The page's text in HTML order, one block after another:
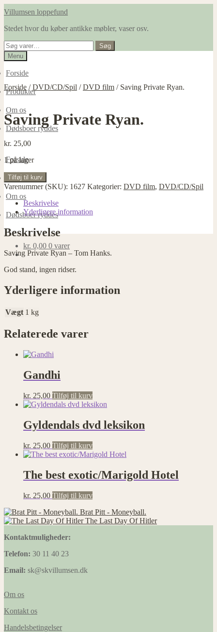
Spring
navigation
Spring
indhold
Villumsen loppefund
Stedet hvor du køber antikke møbler, vaser osv.
Søg
efter:
Søg
Menu
Forside
Produkter
Om os
Dødsboer ryddes
Forside
Produkter
Om os
Dødsboer ryddes
kr. 0,00 0 varer
Forside /DVD/CD/Spil /DVD film / Saving Private Ryan.
Saving Private Ryan.
kr. 25,00
1 på lager
Saving
Private
Ryan.
antal
Tilføj til kurv
Varenummer (SKU): 1627 Kategorier: DVD film, DVD/CD/Spil
Beskrivelse
Yderligere information
Beskrivelse
Saving Private Ryan – Tom Hanks.
God stand, ingen ridser.
Yderligere information
Vægt 1 kg
Relaterede varer
Gandhi
kr. 25,00 Tilføj til kurv
Gyldendals dvd leksikon
kr. 25,00 Tilføj til kurv
The best exotic/Marigold Hotel
kr. 25,00 Tilføj til kurv
Brat Pitt - Moneyball.
The Last Day Of Hitler
Kontaktmuligheder:
Telefon: 30 11 40 23
Email: sk@skvillumsen.dk
Om os
Kontakt os
Handelsbetingelser